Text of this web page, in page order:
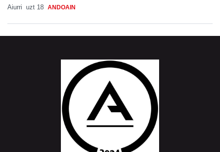
Aiurri uzt 18 ANDOAIN